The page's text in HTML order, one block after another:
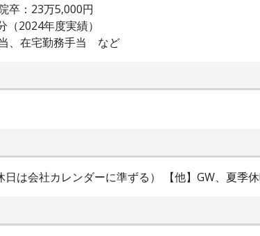
卒：23万5,000円
（2024年度実績）
当、在宅勤務手当 など
日は会社カレンダーに準ずる） 【他】GW、夏